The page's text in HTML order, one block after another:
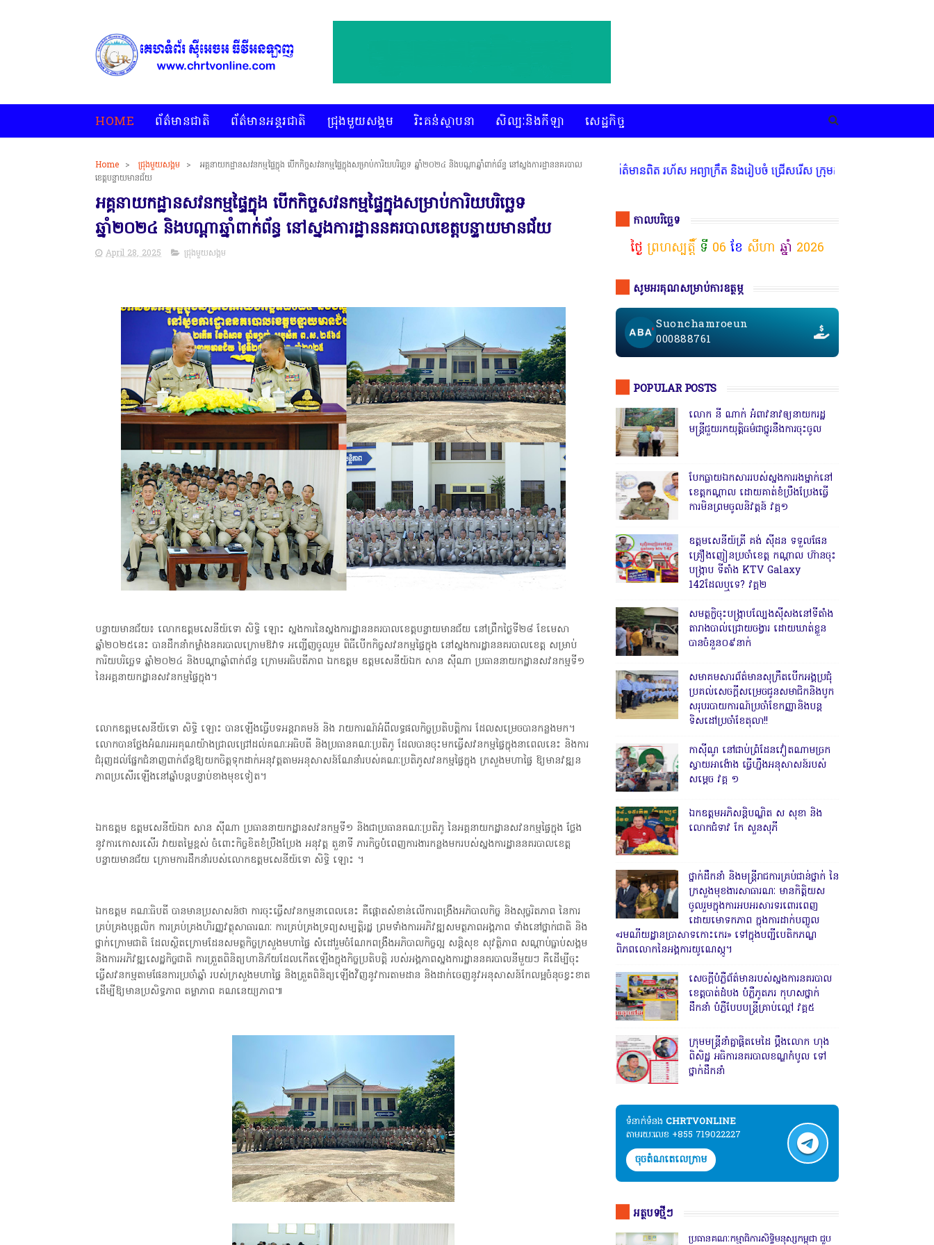
HOME ព័ត៌មានជាតិ ព័ត៌មានអន្តរជាតិ ជ្រុងមួយសង្គម រិះគន់ស្ថាបនា សិល្បៈនិងកីឡា សេដ្ឋកិច្ច
Home > ជ្រុងមួយសង្គម >
អគ្គនាយកដ្ឋានសវនកម្មផ្ទៃក្នុង បើកកិច្ចសវនកម្មផ្ទៃក្នុងសម្រាប់ការិយបរិច្ឆេទ ឆ្នាំ២០២៤ និងបណ្តាឆ្នាំពាក់ព័ន្ធ នៅស្នងការដ្ឋាននគរបាល
ខេត្តបន្ទាយមានជ័យ
អគ្គនាយកដ្ឋានសវនកម្មផ្ទៃក្នុង បើកកិច្ចសវនកម្មផ្ទៃក្នុងសម្រាប់ការិយបរិច្ឆេទ
ឆ្នាំ២០២៤ និងបណ្តាឆ្នាំពាក់ព័ន្ធ នៅស្នងការដ្ឋាននគរបាលខេត្តបន្ទាយមានជ័យ
April 28, 2025 ជ្រុងមួយសង្គម
បន្ទាយមានជ័យ៖ លោកឧត្តមសេនីយ៍ទោ សិទ្ធិ ឡោះ ស្នងការនៃស្នងការដ្ឋាននគរបាលខេត្តបន្ទាយមានជ័យ នៅព្រឹកថ្ងៃទី២៨ ខែមេសា
ឆ្នាំ២០២៥នេះ បានដឹកនាំកម្លាំងនគរបាលក្រោមឱវាទ អញ្ជើញចូលរួម ពិធីបើកកិច្ចសវនកម្មផ្ទៃក្នុង នៅស្នងការដ្ឋាននគរបាលខេត្ត សម្រាប់
ការិយបរិច្ឆេទ ឆ្នាំ២០២៤ និងបណ្តាឆ្នាំពាក់ព័ន្ធ ក្រោមអធិបតីភាព ឯកឧត្តម ឧត្តមសេនីយ៍ឯក សាន ស៊ីណា ប្រធាននាយកដ្ឋានសវនកម្មទី១
នៃអគ្គនាយកដ្ឋានសវនកម្មផ្ទៃក្នុង។
លោកឧត្តមសេនីយ៍ទោ សិទ្ធិ ឡោះ បានឡើងធ្វើបទអន្តរាគមន៍ និង រាយការណ៍អំពីលទ្ធផលកិច្ចប្រតិបត្តិការ ដែលសម្រេចបានកន្លងមក។
លោកបានថ្លែងអំណរអរគុណយ៉ាងជ្រាលជ្រៅដល់គណៈអធិបតី និងប្រធានគណៈប្រតិភូ ដែលបានចុះមកធ្វើសវនកម្មផ្ទៃក្នុងនាពេលនេះ និងការ
ជំរុញដល់ផ្នែកជំនាញពាក់ព័ន្ធឱ្យយកចិត្តទុកដាក់អនុវត្តតាមអនុសាសន៍ណែនាំរបស់គណៈប្រតិភូសវនកម្មផ្ទៃក្នុង ក្រសួងមហាផ្ទៃ ឱ្យមានវឌ្ឍន
ភាពប្រសើរឡើងនៅឆ្នាំបន្តបន្ទាប់ខាងមុខទៀត។
ឯកឧត្តម ឧត្តមសេនីយ៍ឯក សាន ស៊ីណា ប្រធាននាយកដ្ឋានសវនកម្មទី១ និងជាប្រធានគណៈប្រតិភូ នៃអគ្គនាយកដ្ឋានសវនកម្មផ្ទៃក្នុង ថ្លែង
នូវការកោសរសើរ វាយតម្លៃខ្ពស់ ចំពោះកិច្ចខិតខំប្រឹងប្រែង អនុវត្ត តួនាទី ភារកិច្ចបំពេញការងារកន្លងមករបស់ស្នងការដ្ឋាននគរបាលខេត្ត
បន្ទាយមានជ័យ ក្រោមការដឹកនាំរបស់លោកឧត្តមសេនីយ៍ទោ សិទ្ធិ ឡោះ ។
ឯកឧត្តម គណៈធិបតី បានមានប្រសាសន៍ថា ការចុះធ្វើសវនកម្មនាពេលនេះ គឺផ្តោតសំខាន់លើការពង្រឹងអភិបាលកិច្ច និងសុច្ចរិតភាព នៃការ
គ្រប់គ្រងបុគ្គលិក ការគ្រប់គ្រងហិរញ្ញវត្ថុសាធារណៈ ការគ្រប់គ្រងទ្រព្យសម្បត្តិរដ្ឋ ព្រមទាំងការអភិវឌ្ឍសមត្ថភាពអង្គភាព ទាំងនៅថ្នាក់ជាតិ និង
ថ្នាក់ក្រោមជាតិ ដែលស្ថិតក្រោមដែនសមត្ថកិច្ចក្រសួងមហាផ្ទៃ សំដៅរួមចំណែកពង្រឹងអភិបាលកិច្ចល្អ សន្តិសុខ សុវត្ថិភាព សណ្តាប់ធ្នាប់សង្គម
និងការអភិវឌ្ឍសេដ្ឋកិច្ចជាតិ ការត្រួតពិនិត្យហានិភ័យដែលកើតឡើងក្នុងកិច្ចប្រតិបត្តិ របស់អង្គភាពស្នងការដ្ឋាននគរបាលនីមួយៗ គឺដើម្បីចុះ
ធ្វើសវនកម្មតាមផែនការប្រចាំឆ្នាំ របស់ក្រសួងមហាផ្ទៃ និងត្រួតពិនិត្យឡើងវិញនូវការតាមដាន និងដាក់ចេញនូវអនុសាសន៍កែលម្អចំនុចខ្វះខាត
ដើម្បីឱ្យមានប្រសិទ្ធភាព តម្លាភាព គណនេយ្យភាព៕
* គេហទំព័រ ស៊ីអេចអធីវីអនឡាញ ជាព័ត៌មានពិត រហ័ស អព្យាក្រឹត និងរៀបចំ ជ្រើសរើស ក្រុមការងារ នៅតាមបណ្តាលរាជធានី ខេត្
កាលបរិច្ឆេទ
ថ្ងៃ ព្រហស្បត្តិ៍ ទី 06 ខែ សីហា ឆ្នាំ 2026
សូមអរគុណសម្រាប់ការឧត្ថម្ភ
Suonchamroeun
000888761
POPULAR POSTS
លោក នី ណាក់ អំពាវនាវឲ្យនាយករដ្ឋ
មន្ត្រីជួយរកយុត្តិធម៌ជាថ្នូរនឹងការចុះចូល
បែកធ្លាយឯកសាររបស់ស្នងការរងម្នាក់នៅ
ខេត្តកណ្ដាល ដោយគាត់ខំប្រឹងប្រែងធ្វើ
ការមិនព្រមចូលនិវត្តន៍ វគ្គ១
ឧត្តមសេនីយ៍ត្រី គង់ ស៊ីដន ទទួលផែន
គ្រឿងញៀនប្រចាំខេត្ត កណ្តាល ហ៊ានចុះ
បង្ក្រាប ទីតាំង KTV Galaxy
142ដែលឬទេ? វគ្គ២
សមត្ថកិ្ចចុះបង្ក្រាបល្បែងស៊ីសងនៅទីតាំង
តារាងបាល់ជ្រោយចង្វារ ដោយឃាត់ខ្លួន
បានចំនួន០៩នាក់
សមាគមសារព័ត៌មានសុក្រឹតបើកអង្គប្រជុំ
ប្រគល់សេចក្តីសម្រេចជូនសមាជិកនិងបូក
សរុបរបាយការណ៍ប្រចាំខែកញ្ញានិងបន្ត
ទិសដៅប្រចាំខែតុលា!!
កាសុីណូ នៅជាប់ព្រំដែនវៀតណាមច្រក
ស្វាយអាង៉ោង ធ្វើហ្នឹងអនុសាសន៍របស់
សម្ដេច វគ្គ ១
ឯកឧត្តមអភិសន្តិបណ្ឌិត ស សុខា និង
លោកជំទាវ កែ សួនសុភី
ថ្នាក់ដឹកនាំ និងមន្ត្រីរាជការគ្រប់ជាន់ថ្នាក់ នៃ
ក្រសួងមុខងារសាធារណៈ មានកិត្តិយស
ចូលរួមក្នុងការអបអរសារទរពោរពេញ
ដោយមោទកភាព ក្នុងការដាក់បញ្ចូល
«រមណីយដ្ឋានប្រាសាទកោះកេរ» ទៅក្នុងបញ្ជីបេតិកភណ្ឌ
ពិភពលោកនៃអង្គការយូណេស្កូ។
សេចក្តីបំភ្លឺព័ត៌មានរបស់ស្នងការនគរបាល
ខេត្តបាត់ដំបង បំភ្លឺភូតភរ កុហសថ្នាក់
ដឹកនាំ បំភ្លឺបែបបន្ត្រីគ្រាប់ល្ពៅ វគ្គ៥
ក្រុមមន្ត្រីនាំគ្នាផ្ដិតមេដៃ ប្ដឹងលោក ហុង
ពិសិដ្ឋ អធិការនគរបាលខណ្ឌកំបូល ទៅ
ថ្នាក់ដឹកនាំ
ទំនាក់ទំនង​​ CHRTVONLINE
តាមរយៈលេខ +855 719022227
ចុចតំណតេលេក្រាម
អត្ថបទថ្មីៗ
ប្រធានគណៈកម្មាធិការសិទ្ធិមនុស្សកម្ពុជា ជួប